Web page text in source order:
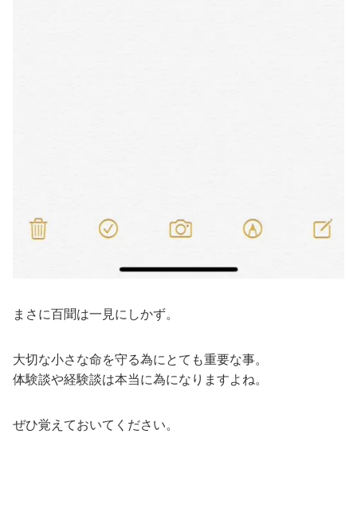
まさに百聞は一見にしかず。
大切な小さな命を守る為にとても重要な事。
体験談や経験談は本当に為になりますよね。
ぜひ覚えておいてください。